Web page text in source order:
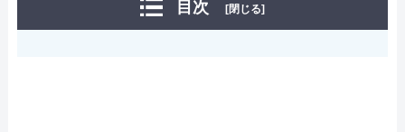
目次 [閉じる]